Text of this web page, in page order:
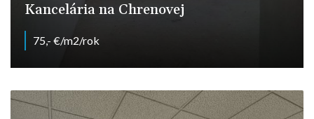
Kancelária na Chrenovej
75,- €/m2/rok